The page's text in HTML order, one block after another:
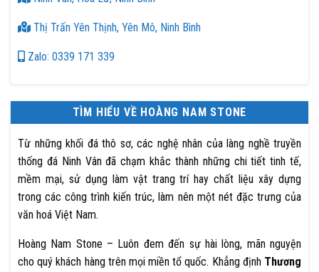
Thị Trấn Yên Thịnh, Yên Mô, Ninh Bình
Zalo: 0339 171 339
TÌM HIỂU VỀ HOÀNG NAM STONE
Từ những khối đá thô sơ, các nghệ nhân của làng nghề truyền
thống đá Ninh Vân đã chạm khắc thành những chi tiết tinh tế,
mềm mại, sử dụng làm vật trang trí hay chất liệu xây dựng
trong các công trình kiến trúc, làm nên một nét đặc trưng của
văn hoá Việt Nam.
Hoàng Nam Stone – Luôn đem đến sự hài lòng, mãn nguyện
cho quý khách hàng trên mọi miền tổ quốc. Khẳng định Thương